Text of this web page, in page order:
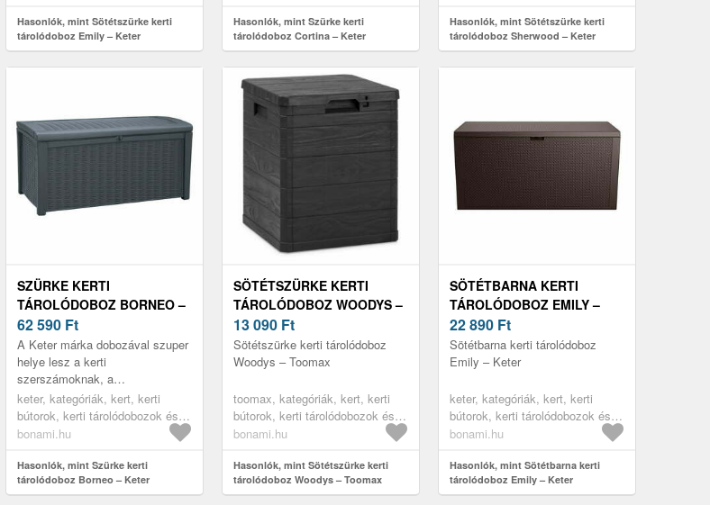
Hasonlók, mint Sötétszürke kerti
tárolódoboz Emily – Keter
Hasonlók, mint Szürke kerti
tárolódoboz Cortina – Keter
Hasonlók, mint Sötétszürke kerti
tárolódoboz Sherwood – Keter
SZÜRKE KERTI
TÁROLÓDOBOZ BORNEO –
KETER
62 590 Ft
A Keter márka dobozával szuper
helye lesz a kerti
szerszámoknak, a
locsolótömlőknek vagy akár a
kültéri bútoroknak is. Menedéket
nyújt mindannak, a...
keter, kategóriák, kert, kerti
bútorok, kerti tárolódobozok és
szekrények, kerti dobozok
bonami.hu
Hasonlók, mint Szürke kerti
tárolódoboz Borneo – Keter
SÖTÉTSZÜRKE KERTI
TÁROLÓDOBOZ WOODYS –
TOOMAX
13 090 Ft
Sötétszürke kerti tárolódoboz
Woodys – Toomax
toomax, kategóriák, kert, kerti
bútorok, kerti tárolódobozok és
szekrények, kerti dobozok
bonami.hu
Hasonlók, mint Sötétszürke kerti
tárolódoboz Woodys – Toomax
SÖTÉTBARNA KERTI
TÁROLÓDOBOZ EMILY –
KETER
22 890 Ft
Sötétbarna kerti tárolódoboz
Emily – Keter
keter, kategóriák, kert, kerti
bútorok, kerti tárolódobozok és
szekrények, kerti dobozok
bonami.hu
Hasonlók, mint Sötétbarna kerti
tárolódoboz Emily – Keter